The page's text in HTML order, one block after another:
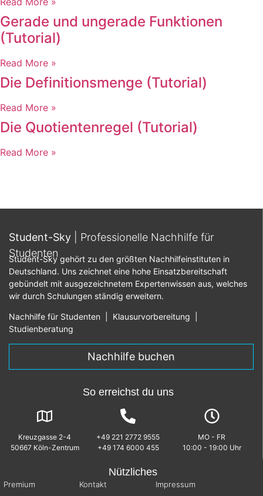
Gerade und ungerade Funktionen
(Tutorial)
Read More »
Die Definitionsmenge (Tutorial)
Read More »
Die Quotientenregel (Tutorial)
Read More »
Student-Sky
| Professionelle Nachhilfe für
Studenten
Student-Sky gehört zu den größten Nachhilfeinstituten in
Deutschland. Uns zeichnet eine hohe Einsatzbereitschaft
gebündelt mit ausgezeichnetem Expertenwissen aus, welches
wir durch Schulungen ständig erweitern.
Nachhilfe für Studenten Klausurvorbereitung
Studienberatung
Nachhilfe buchen
So erreichst du uns
Kreuzgasse 2-4
50667 Köln-Zentrum
+49 221 2772 9555
+49 174 6000 455
MO - FR
10:00 - 19:00 Uhr
Nützliches
Premium Kontakt Impressum